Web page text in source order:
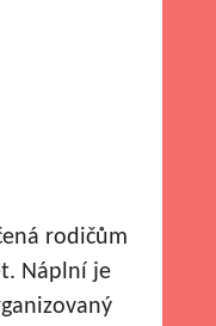
rodičům
Náplní je